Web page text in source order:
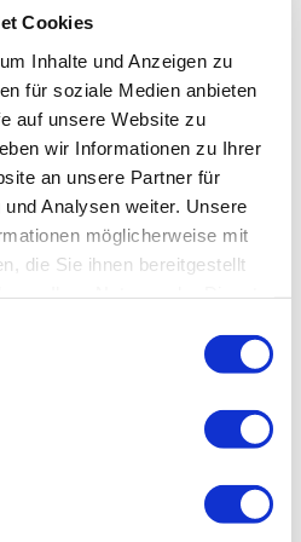
Cookies
Inhalte und Anzeigen zu
für soziale Medien anbieten
auf unsere Website zu
wir Informationen zu Ihrer
an unsere Partner für
Analysen weiter. Unsere
möglicherweise mit
die Sie ihnen bereitgestellt
diese Freiheit, um
Denk- und
und ihre
Schritt für Schritt